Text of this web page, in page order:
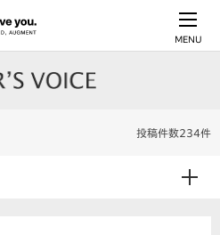
MENU
投稿件数234件